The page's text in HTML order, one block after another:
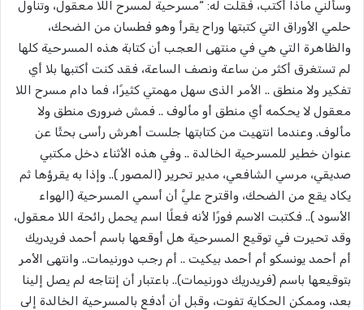
وسألني ماذا أكتب، فقلت له: “مسرحية لمسرح اللا معقول، وتناول
حلمي الأوراق التي كتبتها وراح يقرأ وهو فطسان من الضحك،
والظاهرة التي هي في منتهى العجب أن كتابة هذه المسرحية كلها
لم تستغرق أكثر من ساعة ونصف الساعة، فقد كنت أكتبها بلا أي
تفكير ولا منطق .. الأمر الذى سهل مهمتي كثيرًا، فما دام مسرح اللا
معقول لا يحكمه أي منطق أو مألوف .. فمش ضرورى منطق ولا
مألوف. وعندما انتهيت من كتابتها جلست أهرش رأسى بحثًا عن
عنوان خطير للمسرحية الخالدة .. وفي هذه الأثناء دخل مكتبي
صديقي، مرسي الشافعي، مدير تحرير (المصور ).. وإذا به يقرؤها ثم
يكاد يقع من الضحك، واقترح عليَّ أن أسمي المسرحية (الهواء
الأسود ).. فكتبت الاسم فورًا لأنه فعلًا اسم يحمل رائحة اللا معقول،
وقد تحيرت في توقيع المسرحية هل أوقعها باسم أحمد فريدريك
أم أحمد يونسكو أم أحمد بيكيت .. أم رجب دورنيمات.. وانتهى الأمر
بتوقيعها باسم (فريدريك دورنيمات).. باعتبار أن إنتاجه لم يصل إلينا
بعد، وممكن الحكاية تفوت، وقبل أن أدفع بالمسرحية الخالدة إلى